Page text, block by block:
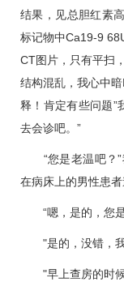
结果，见总胆红素
标记物中Ca19-9
CT图片，只有平扫
结构混乱，我心中
释！肯定有些问题”
去会诊吧。”
“您是老温吧？”
在病床上的男性患者
“嗯，是的，您是
"是的，没错，
"早上查房的时候